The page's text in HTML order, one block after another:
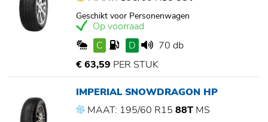
Geschikt voor Personenwagen
Op voorraad
C
D
70 db
€ 63,59 PER STUK
IMPERIAL SNOWDRAGON HP
MAAT: 195/60 R15 88T MS